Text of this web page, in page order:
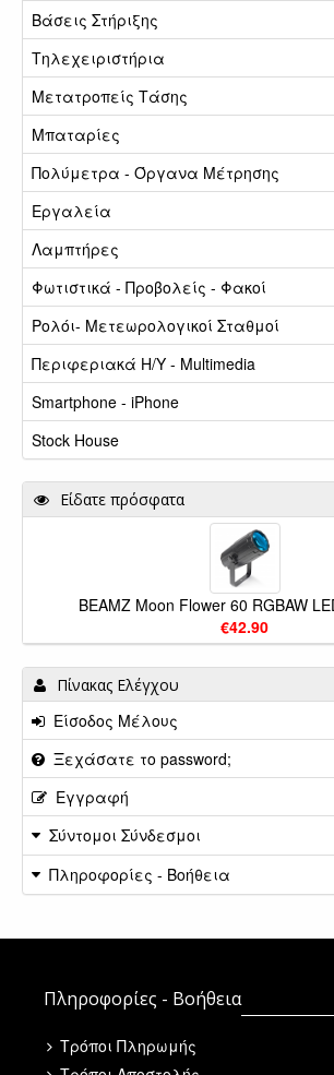
Βάσεις Στήριξης
Τηλεχειριστήρια
Μετατροπείς Τάσης
Μπαταρίες
Πολύμετρα - Όργανα Μέτρησης
Εργαλεία
Λαμπτήρες
Φωτιστικά - Προβολείς - Φακοί
Ρολόι- Μετεωρολογικοί Σταθμοί
Περιφεριακά Η/Υ - Multimedia
Smartphone - iPhone
Stock House
Είδατε πρόσφατα
BEAMZ Moon Flower 60 RGBAW
€42.90
Πίνακας Ελέγχου
Είσοδος Μέλους
Ξεχάσατε το password;
Εγγραφή
Σύντομοι Σύνδεσμοι
Πληροφορίες - Βοήθεια
Πληροφορίες - Βοήθεια
Τρόποι Πληρωμής